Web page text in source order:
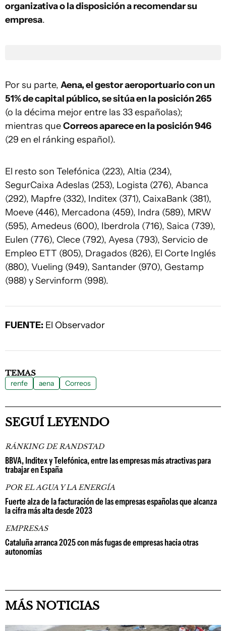
organizativa o la disposición a recomendar su
empresa.
Por su parte, Aena, el gestor aeroportuario con un
51% de capital público, se sitúa en la posición 265
(o la décima mejor entre las 33 españolas);
mientras queCorreos aparece en la posición 946
(29 en el ránking español).
El resto son Telefónica (223), Altia (234),
SegurCaixa Adeslas (253), Logista (276), Abanca
(292), Mapfre (332), Inditex (371), CaixaBank (381),
Moeve (446), Mercadona (459), Indra (589), MRW
(595), Amedeus (600), Iberdrola (716), Saica (739),
Eulen (776), Clece (792), Ayesa (793), Servicio de
Empleo ETT (805), Dragados (826), El Corte Inglés
(880), Vueling (949), Santander (970), Gestamp
(988) y Servinform (998).
FUENTE: El Observador
TEMAS
renfe aena Correos
SEGUÍ LEYENDO
RÁNKING DE RANDSTAD
BBVA, Inditex y Telefónica, entre las empresas más atractivas para
trabajar en España
POR EL AGUA Y LA ENERGÍA
Fuerte alza de la facturación de las empresas españolas que alcanza
la cifra más alta desde 2023
EMPRESAS
Cataluña arranca 2025 con más fugas de empresas hacia otras
autonomías
MÁS NOTICIAS